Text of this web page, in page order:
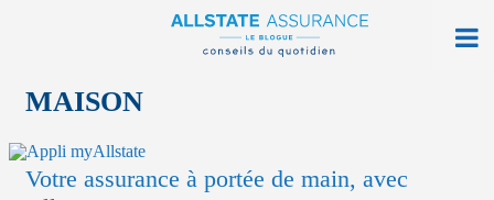
À la maison
Sur la route
Vie quotidienne
MAISON
Votre assurance à portée de main, avec